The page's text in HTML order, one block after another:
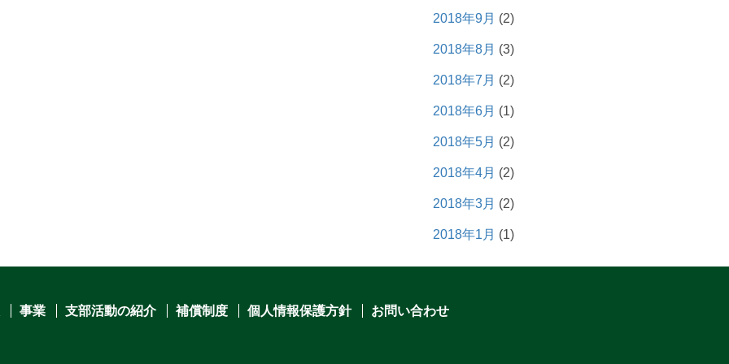
2018年9月 (2)
2018年8月 (3)
2018年7月 (2)
2018年6月 (1)
2018年5月 (2)
2018年4月 (2)
2018年3月 (2)
2018年1月 (1)
事業 支部活動の紹介 補償制度 個人情報保護方針 お問い合わせ